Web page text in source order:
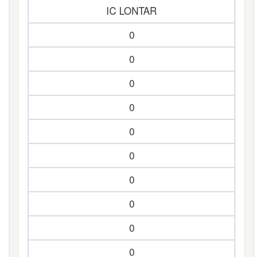
IC LONTAR
0
0
0
0
0
0
0
0
0
0